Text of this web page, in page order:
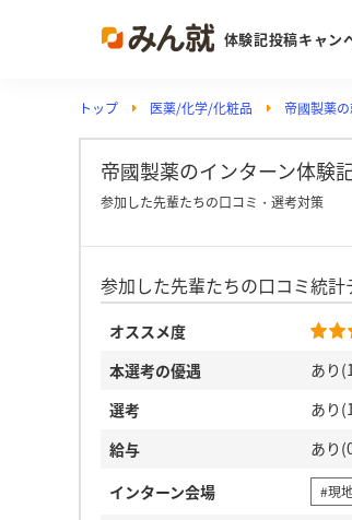
体験記投稿キャン
投
ラ
投
注
トップ 医薬/化学/化粧品 帝國製薬
帝國製薬のインターン体験
参加した先輩たちの口コミ・選考対策
参加した先輩たちの口コミ統計
オススメ度
本選考の優遇
あり
選考
あり
給与
あり
インターン会場
#現